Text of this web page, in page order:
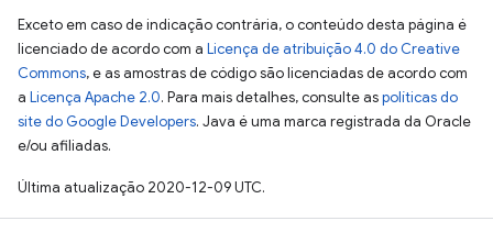
Exceto em caso de indicação contrária, o conteúdo desta página é
licenciado de acordo com a Licença de atribuição 4.0 do Creative
Commons, e as amostras de código são licenciadas de acordo com
a Licença Apache 2.0. Para mais detalhes, consulte aspolíticas do
site do Google Developers. Java é uma marca registrada da Oracle
e/ou afiliadas.
Última atualização 2020-12-09 UTC.